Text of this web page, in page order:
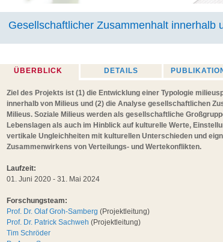
Gesellschaftlicher Zusammenhalt innerhalb
ÜBERBLICK
DETAILS
Ziel des Projekts ist (1) die Entwicklung einer Typologie
innerhalb von Milieus und (2) die Analyse gesellschaftlichen
Milieus. Soziale Milieus werden als gesellschaftliche
Lebenslagen als auch im Hinblick auf kulturelle Werte,
vertikale Ungleichheiten mit kulturellen Unterschieden und
Zusammenwirkens von Verteilungs- und Wertekonflikten.
Laufzeit:
01. Juni 2020 - 31. Mai 2024
Forschungsteam:
Prof. Dr. Olaf Groh-Samberg (Projektleitung)
Prof. Dr. Patrick Sachweh (Projektleitung)
Tim Schröder